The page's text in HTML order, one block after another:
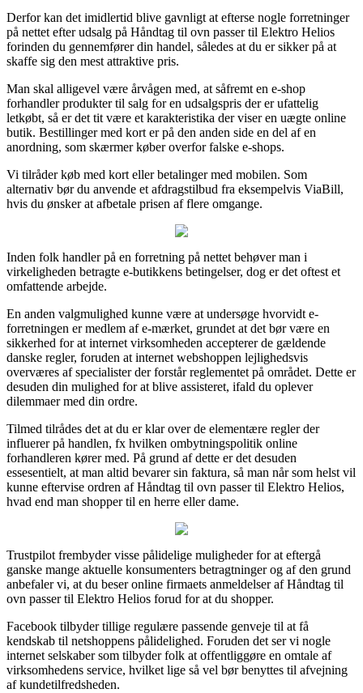
Derfor kan det imidlertid blive gavnligt at efterse nogle forretninger
på nettet efter udsalg på Håndtag til ovn passer til Elektro Helios
forinden du gennemfører din handel, således at du er sikker på at
skaffe sig den mest attraktive pris.
Man skal alligevel være årvågen med, at såfremt en e-shop
forhandler produkter til salg for en udsalgspris der er ufattelig
letkøbt, så er det tit være et karakteristika der viser en uægte online
butik. Bestillinger med kort er på den anden side en del af en
anordning, som skærmer køber overfor falske e-shops.
Vi tilråder køb med kort eller betalinger med mobilen. Som
alternativ bør du anvende et afdragstilbud fra eksempelvis ViaBill,
hvis du ønsker at afbetale prisen af flere omgange.
Inden folk handler på en forretning på nettet behøver man i
virkeligheden betragte e-butikkens betingelser, dog er det oftest et
omfattende arbejde.
En anden valgmulighed kunne være at undersøge hvorvidt e-
forretningen er medlem af e-mærket, grundet at det bør være en
sikkerhed for at internet virksomheden accepterer de gældende
danske regler, foruden at internet webshoppen lejlighedsvis
overværes af specialister der forstår reglementet på området. Dette er
desuden din mulighed for at blive assisteret, ifald du oplever
dilemmaer med din ordre.
Tilmed tilrådes det at du er klar over de elementære regler der
influerer på handlen, fx hvilken ombytningspolitik online
forhandleren kører med. På grund af dette er det desuden
essesentielt, at man altid bevarer sin faktura, så man når som helst vil
kunne eftervise ordren af Håndtag til ovn passer til Elektro Helios,
hvad end man shopper til en herre eller dame.
Trustpilot frembyder visse pålidelige muligheder for at eftergå
ganske mange aktuelle konsumenters betragtninger og af den grund
anbefaler vi, at du beser online firmaets anmeldelser af Håndtag til
ovn passer til Elektro Helios forud for at du shopper.
Facebook tilbyder tillige regulære passende genveje til at få
kendskab til netshoppens pålidelighed. Foruden det ser vi nogle
internet selskaber som tilbyder folk at offentliggøre en omtale af
virksomhedens service, hvilket lige så vel bør benyttes til afvejning
af kundetilfredsheden.